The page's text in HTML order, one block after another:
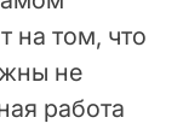
на том, что
не
работа